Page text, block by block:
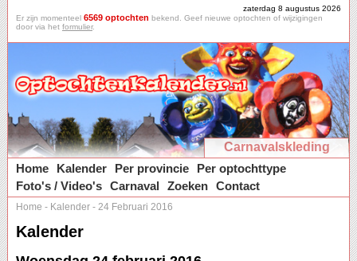
zaterdag 8 augustus 2026
Er zijn momenteel 6569 optochten bekend. Geef nieuwe optochten of wijzigingen
door via het formulier.
Carnavalskleding
Home
Kalender Per provincie
Per optochttype
Foto's / Video's Carnaval Zoeken Contact
Home - Kalender - 24 Februari 2016
Kalender